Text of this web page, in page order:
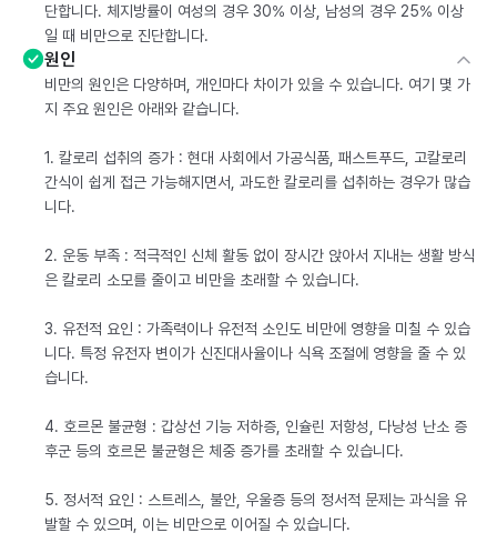
단합니다. 체지방률이 여성의 경우 30% 이상, 남성의 경우 25% 이상
일 때 비만으로 진단합니다.
원인
비만의 원인은 다양하며, 개인마다 차이가 있을 수 있습니다. 여기 몇 가
지 주요 원인은 아래와 같습니다.
1. 칼로리 섭취의 증가 : 현대 사회에서 가공식품, 패스트푸드, 고칼로리
간식이 쉽게 접근 가능해지면서, 과도한 칼로리를 섭취하는 경우가 많습
니다.
2. 운동 부족 : 적극적인 신체 활동 없이 장시간 앉아서 지내는 생활 방식
은 칼로리 소모를 줄이고 비만을 초래할 수 있습니다.
3. 유전적 요인 : 가족력이나 유전적 소인도 비만에 영향을 미칠 수 있습
니다. 특정 유전자 변이가 신진대사율이나 식욕 조절에 영향을 줄 수 있
습니다.
4. 호르몬 불균형 : 갑상선 기능 저하증, 인슐린 저항성, 다낭성 난소 증
후군 등의 호르몬 불균형은 체중 증가를 초래할 수 있습니다.
5. 정서적 요인 : 스트레스, 불안, 우울증 등의 정서적 문제는 과식을 유
발할 수 있으며, 이는 비만으로 이어질 수 있습니다.